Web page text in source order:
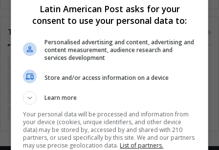
Tags
Cine
Coronavirus Covid 19 Cuarentena Deportes
Economía Entretenimiento
Memes (ES) Mundo México Música Politica
Latin American Post asks for your
consent to use your personal data to:
Personalised advertising and content, advertising and
content measurement, audience research and
services development
Store and/or access information on a device
Learn more
Your personal data will be processed and information from
your device (cookies, unique identifiers, and other device
data) may be stored by, accessed by and shared with 210
partners, or used specifically by this site. We and our partners
may use precise geolocation data. List of partners.